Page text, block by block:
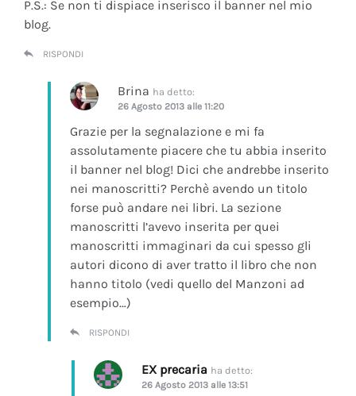
P.S.: Se non ti dispiace inserisco il banner nel mio
blog.
RISPONDI
Brina ha detto:
26 Agosto 2013 alle 11:20
Grazie per la segnalazione e mi fa
assolutamente piacere che tu abbia inserito
il banner nel blog! Dici che andrebbe inserito
nei manoscritti? Perchè avendo un titolo
forse può andare nei libri. La sezione
manoscritti l’avevo inserita per quei
manoscritti immaginari da cui spesso gli
autori dicono di aver tratto il libro che non
hanno titolo (vedi quello del Manzoni ad
esempio…)
RISPONDI
EX precaria ha detto:
26 Agosto 2013 alle 13:51